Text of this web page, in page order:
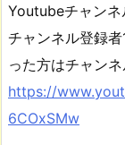
Youtubeチャンネ
チャンネル登録
った方はチャン
https://
6COxSMw